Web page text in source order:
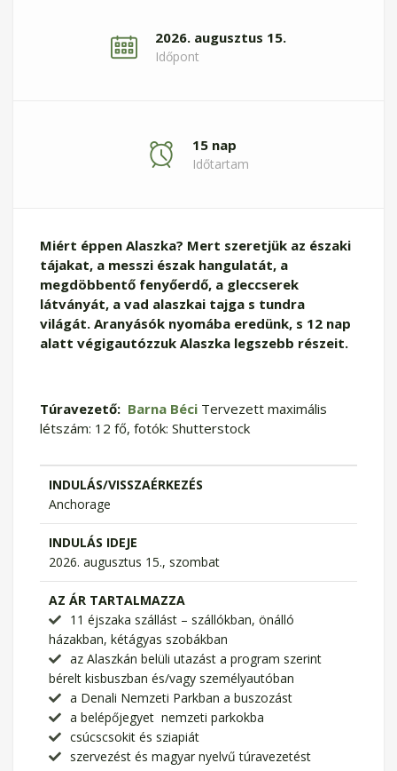
2026. augusztus 15.
Időpont
15 nap
Időtartam
Miért éppen Alaszka? Mert szeretjük az északi
tájakat, a messzi észak hangulatát, a
megdöbbentő fenyőerdő, a gleccserek
látványát, a vad alaszkai tajga s tundra
világát. Aranyásók nyomába eredünk, s 12 nap
alatt végigautózzuk Alaszka legszebb részeit.
Túravezető: Barna Béci Tervezett maximális
létszám: 12 fő, fotók: Shutterstock
INDULÁS/VISSZAÉRKEZÉS
Anchorage
INDULÁS IDEJE
2026. augusztus 15., szombat
AZ ÁR TARTALMAZZA
11 éjszaka szállást – szállókban, önálló
házakban, kétágyas szobákban
az Alaszkán belüli utazást a program szerint
bérelt kisbuszban és/vagy személyautóban
a Denali Nemzeti Parkban a buszozást
a belépőjegyet nemzeti parkokba
csúcscsokit és sziapiát
szervezést és magyar nyelvű túravezetést